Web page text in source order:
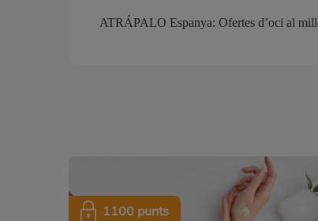
ATRÁPALO Espanya: Ofertes d’oci al
1100 punts